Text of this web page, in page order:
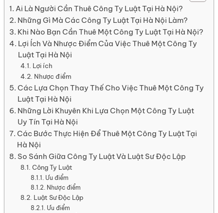
Ai Là Người Cần Thuê Công Ty Luật Tại Hà Nội?
Những Gì Mà Các Công Ty Luật Tại Hà Nội Làm?
Khi Nào Bạn Cần Thuê Một Công Ty Luật Tại Hà Nội?
Lợi Ích Và Nhược Điểm Của Việc Thuê Một Công Ty
Luật Tại Hà Nội
Lợi ích
Nhược điểm
Các Lựa Chọn Thay Thế Cho Việc Thuê Một Công Ty
Luật Tại Hà Nội
Những Lời Khuyên Khi Lựa Chọn Một Công Ty Luật
Uy Tín Tại Hà Nội
Các Bước Thực Hiện Để Thuê Một Công Ty Luật Tại
Hà Nội
So Sánh Giữa Công Ty Luật Và Luật Sư Độc Lập
Công Ty Luật
Ưu điểm
Nhược điểm
Luật Sư Độc Lập
Ưu điểm